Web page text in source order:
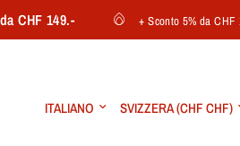
149.- + Sconto 5% da CHF 1000.-
Aggiorna
paese/area
Aggiorna
paese/area